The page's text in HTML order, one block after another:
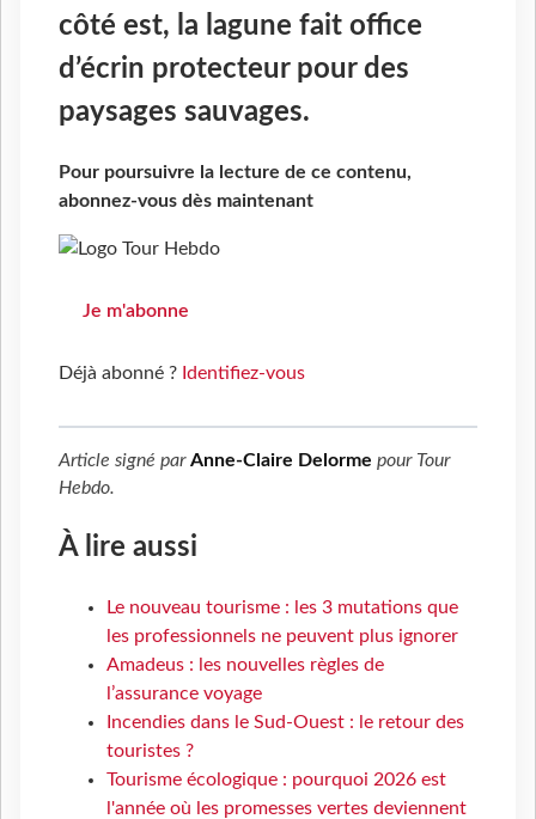
côté est, la lagune fait office
d’écrin protecteur pour des
paysages sauvages.
Pour poursuivre la lecture de ce contenu,
abonnez-vous dès maintenant
Je m'abonne
Déjà abonné ? Identifiez-vous
Article signé parAnne-Claire Delorme pour Tour
Hebdo.
À lire aussi
Le nouveau tourisme : les 3 mutations que
les professionnels ne peuvent plus ignorer
Amadeus : les nouvelles règles de
l’assurance voyage
Incendies dans le Sud-Ouest : le retour des
touristes ?
Tourisme écologique : pourquoi 2026 est
l'année où les promesses vertes deviennent